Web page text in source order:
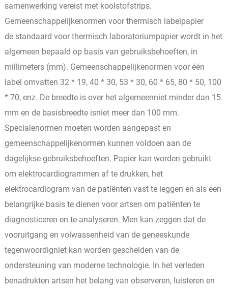
samenwerking vereist met koolstofstrips.
Gemeenschappelijkenormen voor thermisch labelpapier
de standaard voor thermisch laboratoriumpapier wordt in het
algemeen bepaald op basis van gebruiksbehoeften, in
millimeters (mm). Gemeenschappelijkenormen voor één
label omvatten 32 * 19, 40 * 30, 53 * 30, 60 * 65, 80 * 50, 100
* 70, enz. De breedte is over het algemeenniet minder dan 15
mm en de basisbreedte isniet meer dan 100 mm.
Specialenormen moeten worden aangepast en
gemeenschappelijkenormen kunnen voldoen aan de
dagelijkse gebruiksbehoeften. Papier kan worden gebruikt
om elektrocardiogrammen af ​​te drukken, het
elektrocardiogram van de patiënten vast te leggen en als een
belangrijke basis te dienen voor artsen om patiënten te
diagnosticeren en te analyseren. Men kan zeggen dat de
vooruitgang en volwassenheid van de geneeskunde
tegenwoordigniet kan worden gescheiden van de
ondersteuning van moderne technologie. In het verleden
benadrukten artsen het belang van observeren, luisteren en